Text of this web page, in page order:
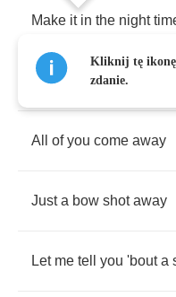
Make it in the night
The dreams ands
All of you come away
Just a bow shot away
Let me tell you 'bout a
Kliknij tę ikonę,
zdanie.